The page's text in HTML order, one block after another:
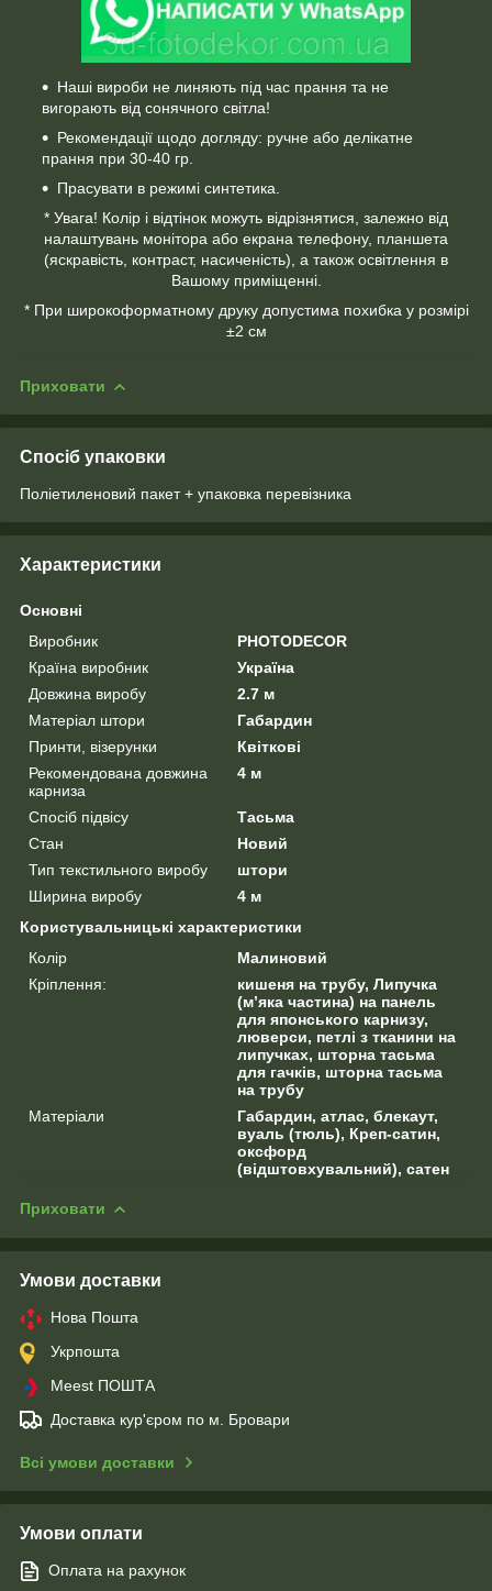
Наші вироби не линяють під час прання та не
вигорають від сонячного світла!
Рекомендації щодо догляду: ручне або делікатне
прання при 30-40 гр.
Прасувати в режимі синтетика.
* Увага! Колір і відтінок можуть відрізнятися, залежно від
налаштувань монітора або екрана телефону, планшета
(яскравість, контраст, насиченість), а також освітлення в
Вашому приміщенні.
* При широкоформатному друку допустима похибка у розмірі
±2 см
Приховати
Спосіб упаковки
Поліетиленовий пакет + упаковка перевізника
Характеристики
Основні
Виробник
PHOTODECOR
Країна виробник
Україна
Довжина виробу
2.7 м
Матеріал штори
Габардин
Принти, візерунки
Квіткові
Рекомендована довжина
карниза
4 м
Спосіб підвісу
Тасьма
Стан
Новий
Тип текстильного виробу
штори
Ширина виробу
4 м
Користувальницькі характеристики
Колір
Малиновий
Кріплення:
кишеня на трубу, Липучка
(м’яка частина) на панель
для японського карнизу,
люверси, петлі з тканини на
липучках, шторна тасьма
для гачків, шторна тасьма
на трубу
Матеріали
Габардин, атлас, блекаут,
вуаль (тюль), Креп-сатин,
оксфорд
(відштовхувальний), сатен
Приховати
Умови доставки
Нова Пошта
Укрпошта
Meest ПОШТА
Доставка кур'єром по м. Бровари
Всі умови доставки
Умови оплати
Оплата на рахунок